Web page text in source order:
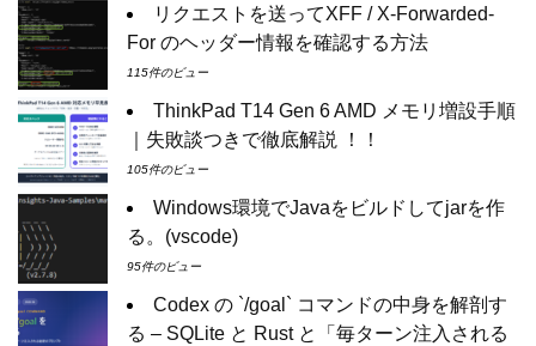
リクエストを送ってXFF / X-Forwarded-
For のヘッダー情報を確認する方法
115件のビュー
ThinkPad T14 Gen 6 AMD メモリ増設手順
｜失敗談つきで徹底解説 ！！
105件のビュー
Windows環境でJavaをビルドしてjarを作
る。(vscode)
95件のビュー
Codex の `/goal` コマンドの中身を解剖す
る – SQLite と Rust と「毎ターン注入される